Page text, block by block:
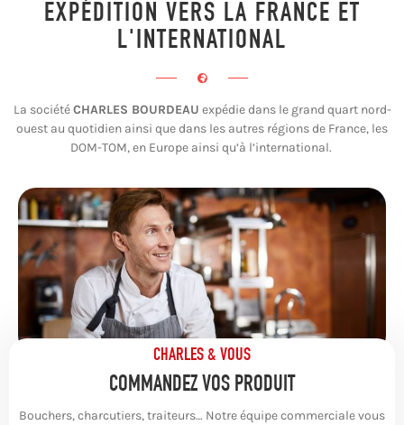
EXPÉDITION VERS LA FRANCE ET
L'INTERNATIONAL
La sociétéCHARLES BOURDEAU expédie dans le grand quart nord-
ouest au quotidien ainsi que dans les autres régions de France, les
DOM-TOM, en Europe ainsi qu’à l’international.
CHARLES & VOUS
COMMANDEZ VOS PRODUIT
Bouchers, charcutiers, traiteurs… Notre équipe commerciale vous